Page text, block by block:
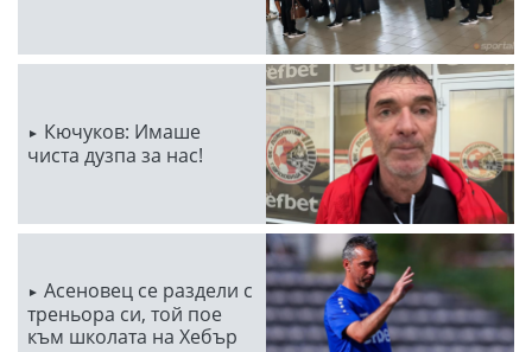
Кючуков: Имаше
чиста дузпа за нас!
Асеновец се раздели с
треньора си, той пое
към школата на Хебър